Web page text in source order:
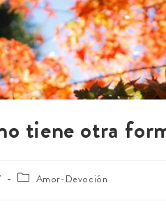
tiene otra
Amor-Devoción